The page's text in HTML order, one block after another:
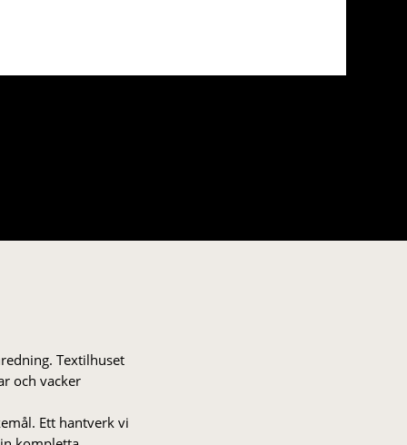
Textilhuset
och vacker
Ett hantverk vi